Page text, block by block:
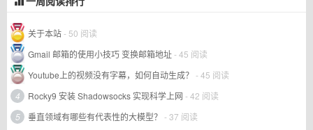
关于本站- 50 阅读
Gmail 邮箱的使用小技巧 变换邮箱地址- 45 阅读
Youtube上的视频没有字幕，如何自动生成？ - 45 阅读
4
Rocky9 安装 Shadowsocks 实现科学上网 - 42 阅读
5
垂直领域有哪些有代表性的大模型？ - 37 阅读